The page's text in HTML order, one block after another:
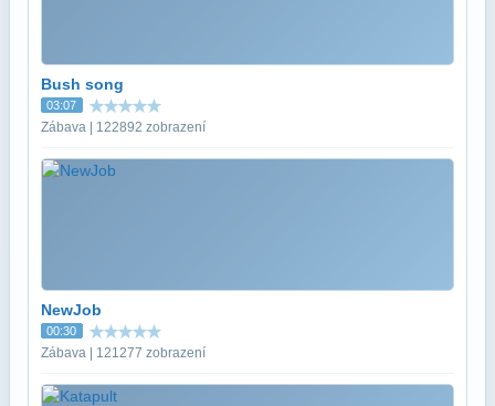
Bush song
03:07
Zábava | 122892 zobrazení
NewJob
00:30
Zábava | 121277 zobrazení